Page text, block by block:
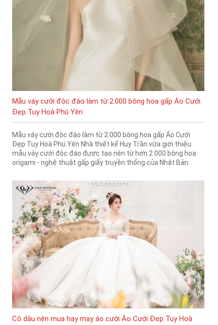
Mẫu váy cưới độc đáo làm từ 2.000 bông hoa gấp Áo Cưới
Đẹp Tuy Hoà Phú Yên
Mẫu váy cưới độc đáo làm từ 2.000 bông hoa gấp Áo Cưới
Đẹp Tuy Hoà Phú Yên Nhà thiết kế Huy Trần vừa giới thiệu
mẫu váy cưới độc đáo được tạo nên từ hơn 2.000 bông hoa
origami - nghệ thuật gấp giấy truyền thống của Nhật Bản.
Cô dâu nên mua hay may áo cưới Áo Cưới Đẹp Tuy Hoà